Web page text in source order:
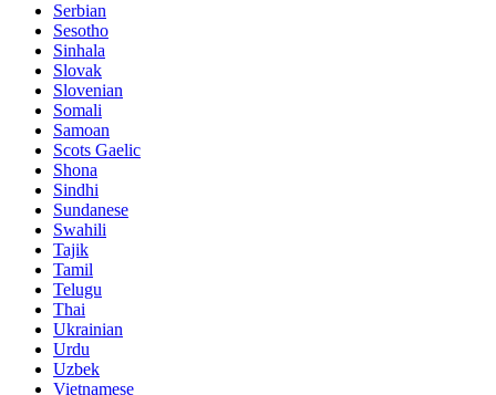
Serbian
Sesotho
Sinhala
Slovak
Slovenian
Somali
Samoan
Scots Gaelic
Shona
Sindhi
Sundanese
Swahili
Tajik
Tamil
Telugu
Thai
Ukrainian
Urdu
Uzbek
Vietnamese